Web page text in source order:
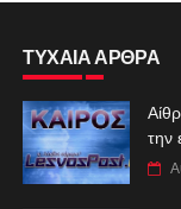
ΤΥΧΑΙΑ ΑΡΘΡΑ
την